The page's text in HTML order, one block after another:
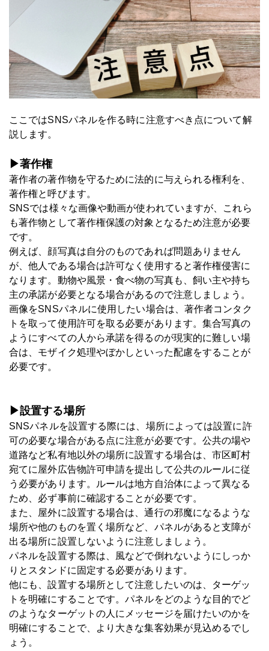
ここではSNSパネルを作る時に注意すべき点について解
説します。
▶著作権
著作者の著作物を守るために法的に与えられる権利を、
著作権と呼びます。
SNSでは様々な画像や動画が使われていますが、これら
も著作物として著作権保護の対象となるため注意が必要
です。
例えば、顔写真は自分のものであれば問題ありません
が、他人である場合は許可なく使用すると著作権侵害に
なります。動物や風景・食べ物の写真も、飼い主や持ち
主の承諾が必要となる場合があるので注意しましょう。
画像をSNSパネルに使用したい場合は、著作者コンタク
トを取って使用許可を取る必要があります。集合写真の
ようにすべての人から承諾を得るのが現実的に難しい場
合は、モザイク処理やぼかしといった配慮をすることが
必要です。
▶設置する場所
SNSパネルを設置する際には、場所によっては設置に許
可の必要な場合がある点に注意が必要です。公共の場や
道路など私有地以外の場所に設置する場合は、市区町村
宛てに屋外広告物許可申請を提出して公共のルールに従
う必要があります。ルールは地方自治体によって異なる
ため、必ず事前に確認することが必要です。
また、屋外に設置する場合は、通行の邪魔になるような
場所や他のものを置く場所など、パネルがあると支障が
出る場所に設置しないように注意しましょう。
パネルを設置する際は、風などで倒れないようにしっか
りとスタンドに固定する必要があります。
他にも、設置する場所として注意したいのは、ターゲッ
トを明確にすることです。パネルをどのような目的でど
のようなターゲットの人にメッセージを届けたいのかを
明確にすることで、より大きな集客効果が見込めるでし
ょう。